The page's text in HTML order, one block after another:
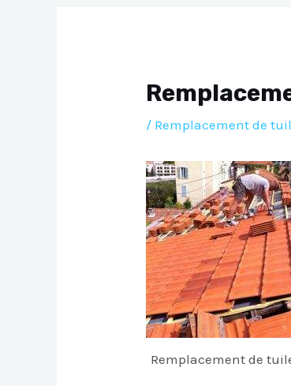
/ Remplacement de
Remplacement de